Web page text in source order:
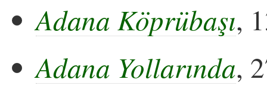
Adana Köprübaşı,
Adana Yollarında,